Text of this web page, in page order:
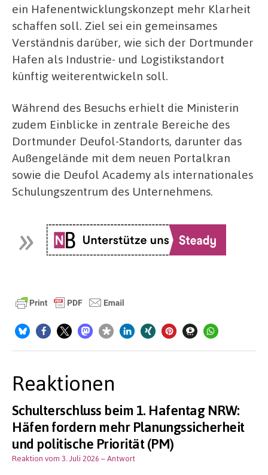
ein Hafenentwicklungskonzept mehr Klarheit
schaffen soll. Ziel sei ein gemeinsames
Verständnis darüber, wie sich der Dortmunder
Hafen als Industrie- und Logistikstandort
künftig weiterentwickeln soll.
Während des Besuchs erhielt die Ministerin
zudem Einblicke in zentrale Bereiche des
Dortmunder Deufol-Standorts, darunter das
Außengelände mit dem neuen Portalkran
sowie die Deufol Academy als internationales
Schulungszentrum des Unternehmens.
Reaktionen
Schulterschluss beim 1. Hafentag NRW:
Häfen fordern mehr Planungssicherheit
und politische Priorität (PM)
Reaktion vom 3. Juli 2026 – Antwort